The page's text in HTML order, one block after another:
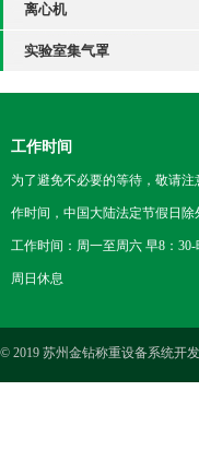
离心机
实验室集气罩
工作时间
为了避免不必要的等待，敬请
作时间，中国大陆法定节假日除
工作时间：周一至周六 早8：30-
周日休息
© 2019 苏州金钻称重设备系统开